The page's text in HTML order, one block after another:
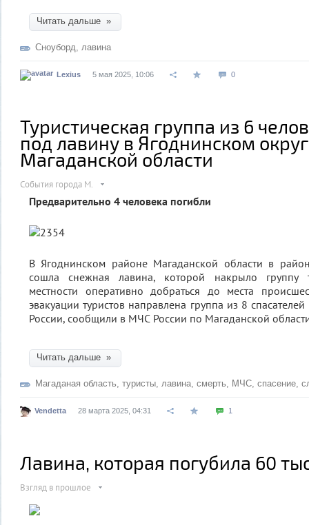
Читать дальше »
Сноуборд, лавина
Lexius 5 мая 2025, 10:06 0
Туристическая группа из 6
под лавину в Ягоднинском
Магаданской области
События города М.
Предварительно 4 человека погибли
В Ягоднинском районе Магаданской области в
сошла снежная лавина, которой накрыло группу
местности оперативно добраться до места
эвакуации туристов направлена группа из 8
России, сообщили в МЧС России по Магаданской
Читать дальше »
Магаданая область, туристы, лавина, смерть, МЧС, спасение,
Vendetta 28 марта 2025, 04:31 1
Лавина, которая погубила 60
Взгляд в прошлое